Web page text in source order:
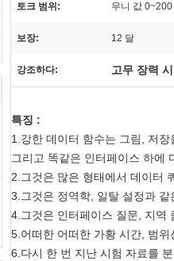
토크 범위: 무니 값 0~200
보장: 12 달
강조하다: 고무 장력 시
특징 :
1.강한 데이터 함수는 그림, 저
그리고 똑같은 인터페이스 하에
2.그것은 많은 형태에서 데이터
3.그것은 정역학, 일탈 설정과
4.그것은 인터페이스 질문, 지역
5.어떠한 어떠한 가황 시간, 범위
6.다시 한 번 지난 시험 자료를